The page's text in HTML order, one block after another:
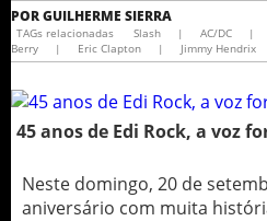
PORGUILHERME SIERRA
TAGs relacionadas Slash | AC/DC |
Berry
| Eric Clapton | Jimmy Hendrix
45 anos de Edi Rock, a voz
Neste domingo, 20 de
aniversário com muita